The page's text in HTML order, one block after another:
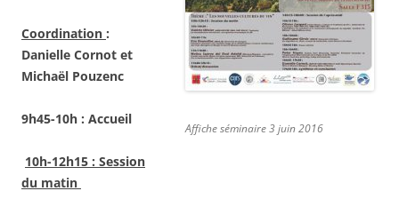
Affiche séminaire 3 juin 2016
Coordination :
Danielle Cornot et
Michaël Pouzenc
9h45-10h : Accueil
10h-12h15 : Session
du matin